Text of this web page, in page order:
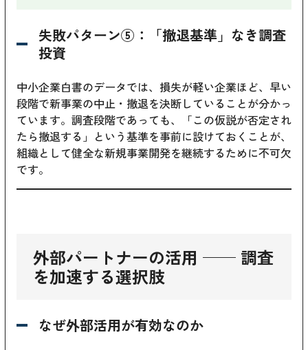
失敗パターン⑤：「撤退基準」なき調査
投資
中小企業白書のデータでは、損失が軽い企業ほど、早い
段階で新事業の中止・撤退を決断していることが分かっ
ています。調査段階であっても、「この仮説が否定され
たら撤退する」という基準を事前に設けておくことが、
組織として健全な新規事業開発を継続するために不可欠
です。
外部パートナーの活用 ── 調査
を加速する選択肢
なぜ外部活用が有効なのか